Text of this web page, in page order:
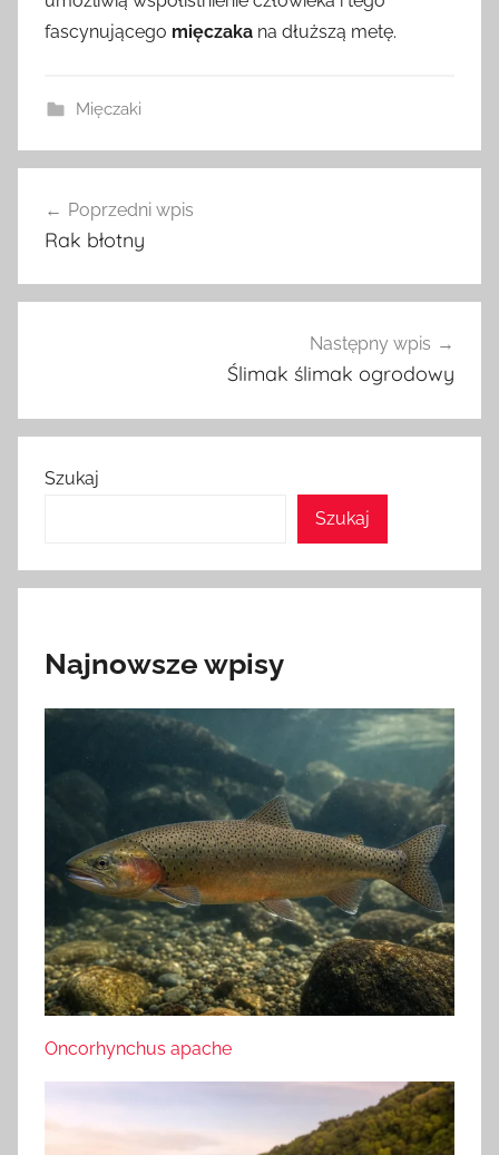
fascynującego mięczaka na dłuższą metę.
Mięczaki
wpisu
Poprzedni wpis
Rak błotny
Następny wpis
Ślimak ślimak ogrodowy
Szukaj
Szukaj
Najnowsze wpisy
Oncorhynchus apache